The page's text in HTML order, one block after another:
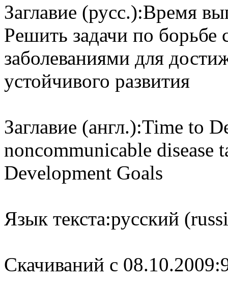
Заглавие (русс.):Время
Pешить задачи по
заболеваниями для
устойчивого развития
Заглавие (англ.):Time to
noncommunicable disease
Development Goals
Язык текста:русский
Cкачиваний с 08.10.2009: